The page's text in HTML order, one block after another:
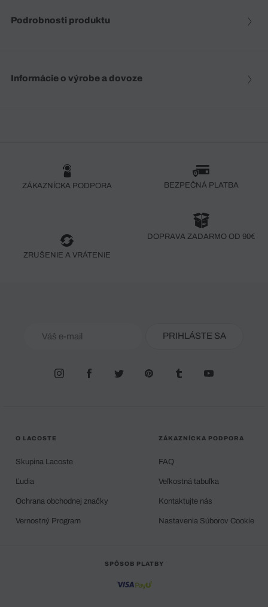
Podrobnosti produktu
Informácie o výrobe a dovoze
ZÁKAZNÍCKA PODPORA BEZPEČNÁ PLATBA
ZRUŠENIE A VRÁTENIE
DOPRAVA ZADARMO OD 90€
PRIHLÁSTE SA
O LACOSTE
Skupina Lacoste
Ľudia
Ochrana obchodnej značky
Vernostný Program
ZÁKAZNÍCKA PODPORA
FAQ
Veľkostná tabuľka
Kontaktujte nás
Nastavenia Súborov Cookie
SPÔSOB PLATBY